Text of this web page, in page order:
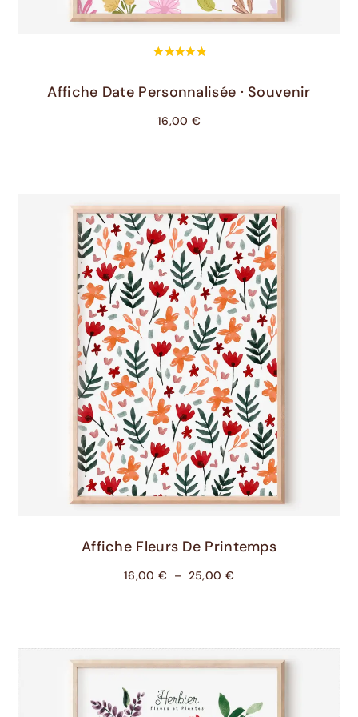
Affiche Date Personnalisée · Souvenir
16,00 €
Choix Des Options
Affiche Fleurs De Printemps
16,00 € – 25,00 €